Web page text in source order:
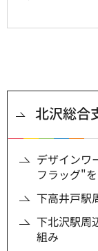
北沢総合
デザインワ
フラッグ"を
下高井戸駅
下北沢駅周
組み